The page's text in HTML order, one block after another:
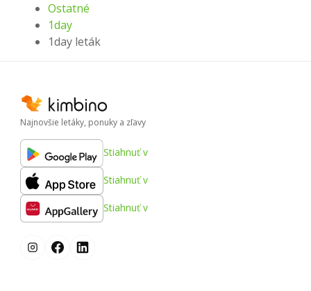
Ostatné
1day
1day leták
Najnovšie letáky, ponuky a zľavy
Stiahnuť v
Stiahnuť v
Stiahnuť v